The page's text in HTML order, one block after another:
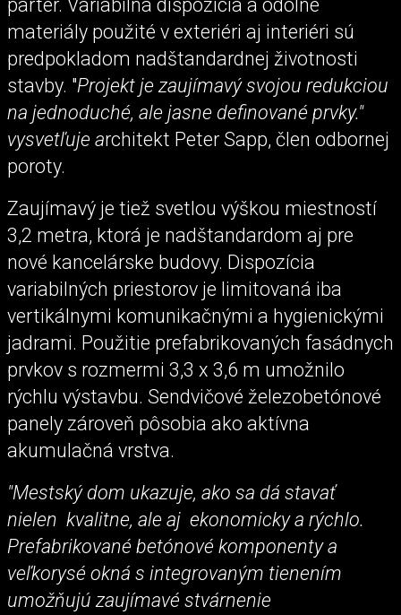
parter. Variabilná dispozícia a odolné
materiály použité v exteriéri aj interiéri sú
predpokladom nadštandardnej životnosti
stavby. "Projekt je zaujímavý svojou redukciou
na jednoduché, ale jasne definované prvky."
vysvetľuje architekt Peter Sapp, člen odbornej
poroty.
Zaujímavý je tiež svetlou výškou miestností
3,2 metra, ktorá je nadštandardom aj pre
nové kancelárske budovy. Dispozícia
variabilných priestorov je limitovaná iba
vertikálnymi komunikačnými a hygienickými
jadrami. Použitie prefabrikovaných fasádnych
prvkov s rozmermi 3,3 x 3,6 m umožnilo
rýchlu výstavbu. Sendvičové železobetónové
panely zároveň pôsobia ako aktívna
akumulačná vrstva.
"Mestský dom ukazuje, ako sa dá stavať
nielen kvalitne, ale aj ekonomicky a rýchlo.
Prefabrikované betónové komponenty a
veľkorysé okná s integrovaným tienením
umožňujú zaujímavé stvárnenie